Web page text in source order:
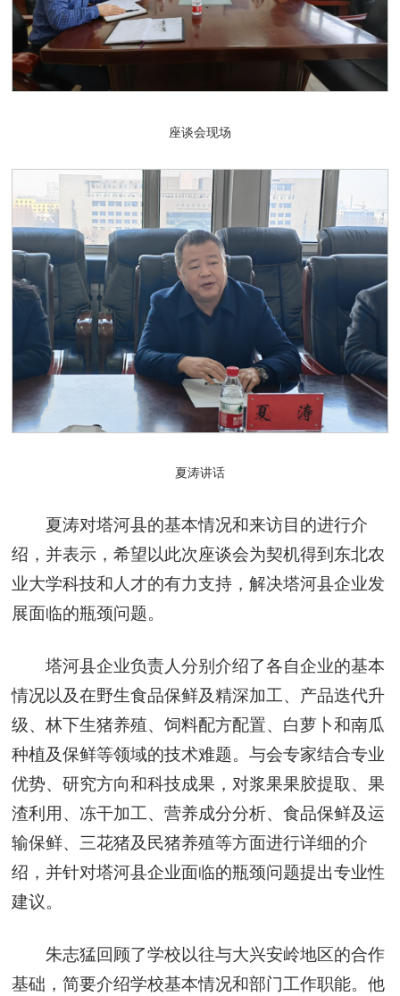
座谈会现场
夏涛讲话
夏涛对塔河县的基本情况和来访目的进行介
绍，并表示，希望以此次座谈会为契机得到东北农
业大学科技和人才的有力支持，解决塔河县企业发
展面临的瓶颈问题。
塔河县企业负责人分别介绍了各自企业的基本
情况以及在野生食品保鲜及精深加工、产品迭代升
级、林下生猪养殖、饲料配方配置、白萝卜和南瓜
种植及保鲜等领域的技术难题。与会专家结合专业
优势、研究方向和科技成果，对浆果果胶提取、果
渣利用、冻干加工、营养成分分析、食品保鲜及运
输保鲜、三花猪及民猪养殖等方面进行详细的介
绍，并针对塔河县企业面临的瓶颈问题提出专业性
建议。
朱志猛回顾了学校以往与大兴安岭地区的合作
基础，简要介绍学校基本情况和部门工作职能。他